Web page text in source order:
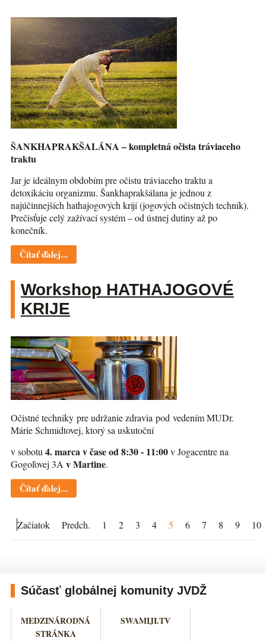
ŠANKHAPRAKŠALÁNA – kompletná očista tráviaceho
traktu
Jar je ideálnym obdobím pre očistu tráviaceho traktu a
detoxikáciu organizmu. Šankhaprakšálana je jednou z
najúčinnejších hathajogových krijí (jogových očistných techník).
Prečisťuje celý zažívací systém – od ústnej dutiny až po
konečník.
Čítať ďalej...
Workshop HATHAJOGOVÉ
KRIJE
Očistné techniky pre udržanie zdravia pod vedením MUDr.
Márie Schmidtovej, ktorý sa uskutoční
v sobotu4. marca v čase od 8:30 - 11:00v Jogacentre na
Gogoľovej 3Av Martine.
Čítať ďalej...
Začiatok Predch. 1 2 3 4 5 6 7 8 9 10
Súčasť globálnej komunity JVDŽ
MEDZINÁRODNÁ
STRÁNKA
SWAMIJI.TV